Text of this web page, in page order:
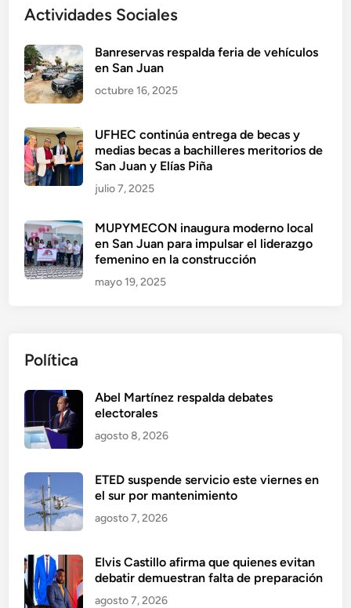
Actividades Sociales
Banreservas respalda feria de vehículos
en San Juan
octubre 16, 2025
UFHEC continúa entrega de becas y
medias becas a bachilleres meritorios de
San Juan y Elías Piña
julio 7, 2025
MUPYMECON inaugura moderno local
en San Juan para impulsar el liderazgo
femenino en la construcción
mayo 19, 2025
Política
Abel Martínez respalda debates
electorales
agosto 8, 2026
ETED suspende servicio este viernes en
el sur por mantenimiento
agosto 7, 2026
Elvis Castillo afirma que quienes evitan
debatir demuestran falta de preparación
agosto 7, 2026